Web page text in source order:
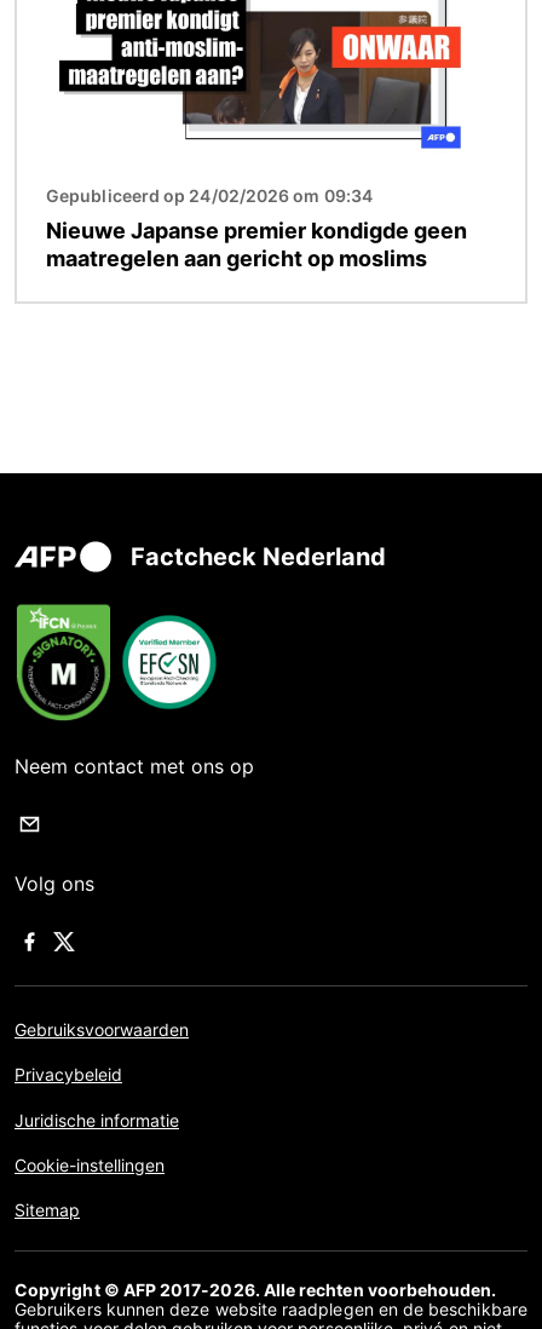
Gepubliceerd op 24/02/2026 om 09:34
Nieuwe Japanse premier kondigde geen
maatregelen aan gericht op moslims
Factcheck Nederland
Neem contact met ons op
Volg ons
Gebruiksvoorwaarden
Privacybeleid
Juridische informatie
Cookie-instellingen
Sitemap
Copyright © AFP 2017-2026. Alle rechten voorbehouden.
Gebruikers kunnen deze website raadplegen en de beschikbare